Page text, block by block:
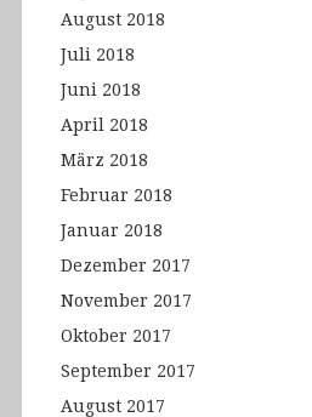
August 2018
Juli 2018
Juni 2018
April 2018
März 2018
Februar 2018
Januar 2018
Dezember 2017
November 2017
Oktober 2017
September 2017
August 2017